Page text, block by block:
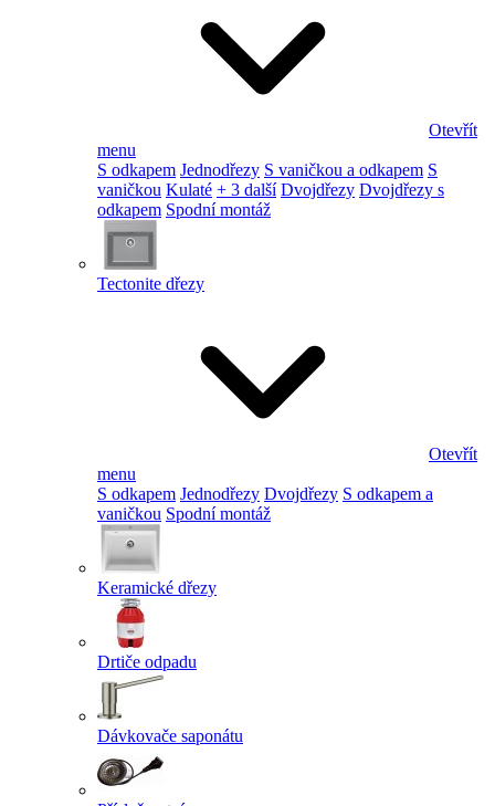
Otevřít
menu
S odkapem Jednodřezy S vaničkou a odkapem S
vaničkou Kulaté + 3 další Dvojdřezy Dvojdřezy s
odkapem Spodní montáž
Tectonite dřezy
Otevřít
menu
S odkapem Jednodřezy Dvojdřezy S odkapem a
vaničkou Spodní montáž
Keramické dřezy
Drtiče odpadu
Dávkovače saponátu